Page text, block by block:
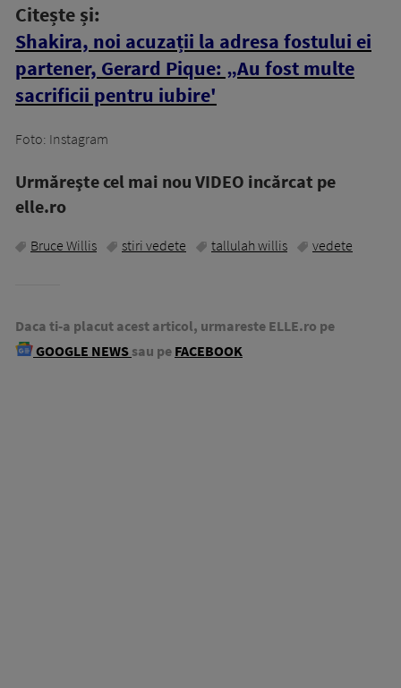
Citește și:
Shakira, noi acuzații la adresa fostului ei
partener, Gerard Pique: „Au fost multe
sacrificii pentru iubire'
Foto: Instagram
Urmăreşte cel mai nou VIDEO incărcat pe
elle.ro
Bruce Willis stiri vedete tallulah willis vedete
Daca ti-a placut acest articol, urmareste ELLE.ro pe
GOOGLE NEWS sau pe FACEBOOK